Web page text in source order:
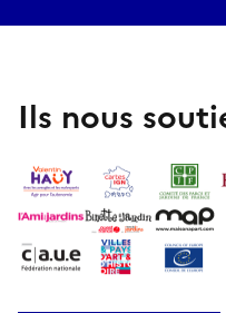
Ils nous